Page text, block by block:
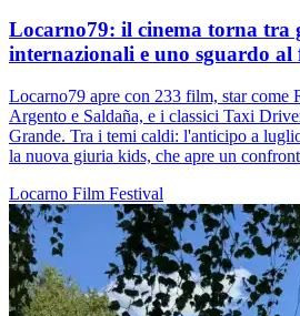
Locarno79: il cinema torna tra
internazionali e uno sguardo al
Locarno79 apre con 233 film, star come
Argento e Saldaña, e i classici Taxi
Grande. Tra i temi caldi: l'anticipo a
la nuova giuria kids, che apre un
Locarno Film Festival